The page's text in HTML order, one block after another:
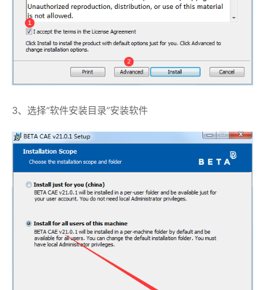
3、选择“软件安装目录”安装软件